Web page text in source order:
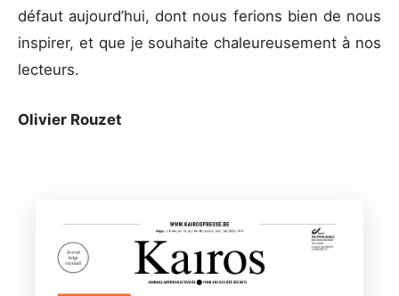
défaut aujourd’hui, dont nous ferions bien de nous
inspirer, et que je souhaite chaleureusement à nos
lecteurs.
Olivier Rouzet